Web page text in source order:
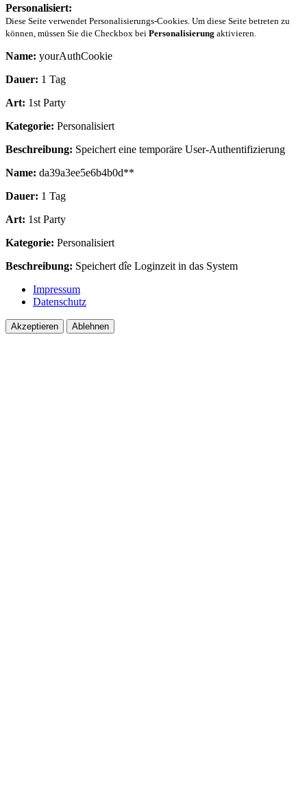
Personalisiert:
Diese Seite verwendet Personalisierungs-Cookies. Um diese Seite betreten zu
können, müssen Sie die Checkbox bei Personalisierung aktivieren.
Name: yourAuthCookie
Dauer: 1 Tag
Art: 1st Party
Kategorie: Personalisiert
Beschreibung: Speichert eine temporäre User-Authentifizierung
Name: da39a3ee5e6b4b0d**
Dauer: 1 Tag
Art: 1st Party
Kategorie: Personalisiert
Beschreibung: Speichert dîe Loginzeit in das System
Impressum
Datenschutz
Akzeptieren Ablehnen